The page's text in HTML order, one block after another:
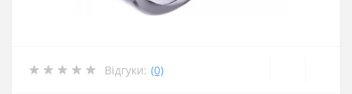
Відгуки: (0)